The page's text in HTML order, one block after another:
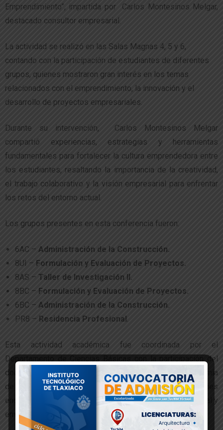
Emprendimiento”, impartida por Carlos Montesinos Melgar,
destacado consultor empresarial.
La actividad se realizó en las Salas Magnas 4, 5 y 6,
contando con la participación de estudiantes de diferentes
grupos, quienes mostraron gran interés en los temas
relacionados con el emprendimiento, la innovación y el
desarrollo de proyectos empresariales.
Durante su intervención, Carlos Montesinos Melgar
compartió experiencias, estrategias y herramientas
fundamentales para fortalecer la cultura emprendedora entre
los estudiantes, resaltando la importancia de la creatividad,
el trabajo colaborativo y la visión empresarial para enfrentar
los retos del entorno actual.
Los grupos presentes en esta conferencia fueron:
6AC – Administración de la Construcción.
8UI – Formulación y Evaluación de Proyectos.
8AS – Taller de Investigación II.
8BC – Formulación y Evaluación de Proyectos.
6BC – Administración de la Construcción.
PR8 – Residencia Profesional
Esta actividad académica fue coordinada por el
Departamento de Ciencias Básicas con la participación del
docente Antonio Jiménez Sadrac, integrante de la Academia
de Ciencias Básicas, como parte de las acciones
encaminadas al fortalecimiento de la formación profesional y
emprendedora de la comunidad estudiantil.